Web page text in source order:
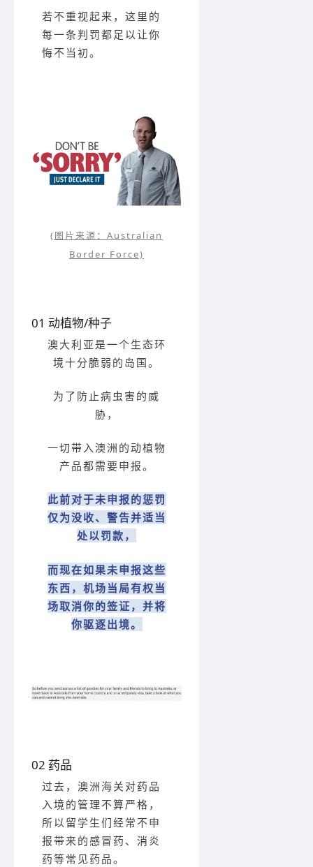
若不重视起来，这里的
每一条判罚都足以让你
悔不当初。
(图片来源：Australian
Border Force)
01 动植物/种子
澳大利亚是一个生态环
境十分脆弱的岛国。
为了防止病虫害的威
胁，
一切带入澳洲的动植物
产品都需要申报。
此前对于未申报的惩罚
仅为没收、警告并适当
处以罚款，
而现在如果未申报这些
东西，机场当局有权当
场取消你的签证，并将
你驱逐出境。
02 药品
过去，澳洲海关对药品
入境的管理不算严格，
所以留学生们经常不申
报带来的感冒药、消炎
药等常见药品。